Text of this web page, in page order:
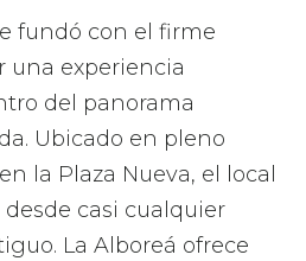
fundó con el firme
una experiencia
del panorama
Ubicado en pleno
la Plaza Nueva, el local
casi cualquier
La Alboreá ofrece